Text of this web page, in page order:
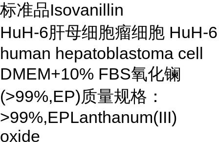
标准品Isovanillin
HuH-6肝母细胞瘤细胞 HuH-6
human hepatoblastoma cell
DMEM+10% FBS氧化镧
(>99%,EP)质量规格：
>99%,EPLanthanum(III)
oxide